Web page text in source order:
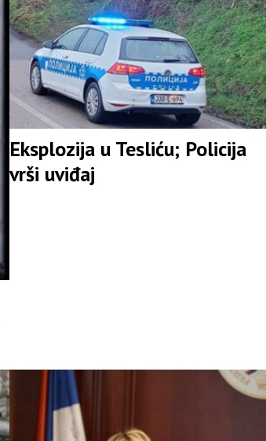
Eksplozija u Tesliću; Policija
vrši uviđaj